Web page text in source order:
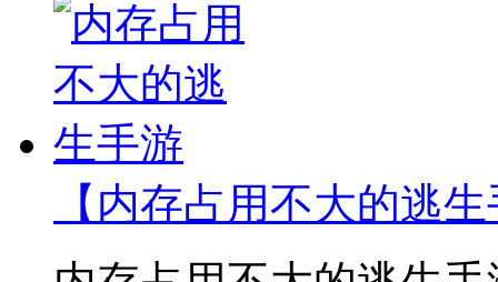
【内存占用不大的逃